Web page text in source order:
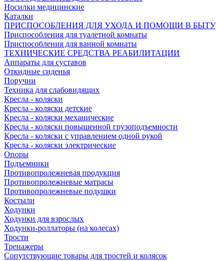
Носилки медицинские
Каталки
ПРИСПОСОБЛЕНИЯ ДЛЯ УХОДА И ПОМОЩИ В БЫТУ
Приспособления для туалетной комнаты
Приспособления для ванной комнаты
ТЕХНИЧЕСКИЕ СРЕДСТВА РЕАБИЛИТАЦИИ
Аппараты для суставов
Откидные сиденья
Поручни
Техника для слабовидящих
Кресла - коляски
Кресла - коляски детские
Кресла - коляски механические
Кресла - коляски повышенной грузоподъемности
Кресла - коляски с управлением одной рукой
Кресла - коляски электрические
Опоры
Подъемники
Противопролежневая продукция
Противопролежневые матрасы
Противопролежневые подушки
Костыли
Ходунки
Ходунки для взрослых
Ходунки-роллаторы (на колесах)
Трости
Тренажеры
Сопутствующие товары для тростей и колясок